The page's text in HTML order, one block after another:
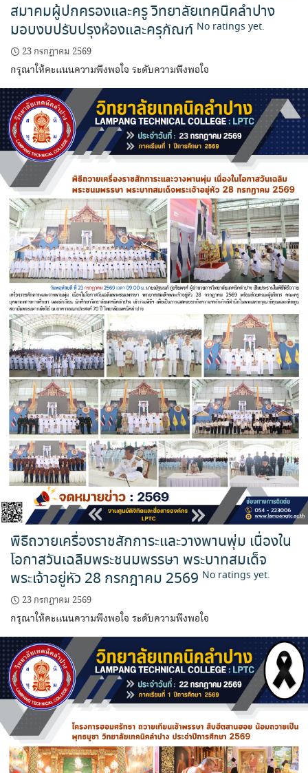
สมาคมผู้ปกครองและครู วิทยาลัยเทคนิคลำปาง
มอบงบปรับปรุงห้องและครุภัณฑ์ No ratings yet.
23 กรกฎาคม 2569
กรุณาให้คะแนนความพึงพอใจ ระดับความพึงพอใจ
พิธีถวายเครื่องราชสักการะและวางพานพุ่ม เนื่องใน
โอกาสวันเฉลิมพระชนมพรรษา พระบาทสมเด็จ
พระเจ้าอยู่หัว 28 กรกฎาคม 2569 No ratings yet.
23 กรกฎาคม 2569
กรุณาให้คะแนนความพึงพอใจ ระดับความพึงพอใจ